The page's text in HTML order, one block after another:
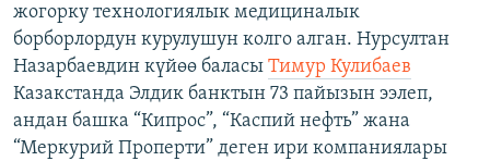
жогорку технологиялык медициналык
борборлордун курулушун колго алган. Нурсултан
Назарбаевдин күйөө баласы Тимур Кулибаев
Казакстанда Элдик банктын 73 пайызын ээлеп,
андан башка “Кипрос”, “Каспий нефть” жана
“Меркурий Проперти” деген ири компаниялары